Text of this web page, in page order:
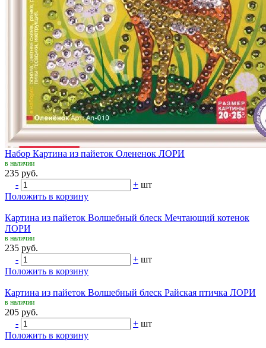
Набор Картина из пайеток Олененок ЛОРИ
в наличии
235 руб.
-
+ шт
Положить в корзину
Картина из пайеток Волшебный блеск Мечтающий котенок
ЛОРИ
в наличии
235 руб.
-
+ шт
Положить в корзину
Картина из пайеток Волшебный блеск Райская птичка ЛОРИ
в наличии
205 руб.
-
+ шт
Положить в корзину